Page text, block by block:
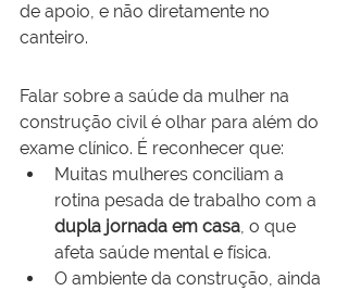
de apoio, e não diretamente no
canteiro.
Falar sobre a saúde da mulher na
construção civil é olhar para além do
exame clínico. É reconhecer que:
Muitas mulheres conciliam a
rotina pesada de trabalho com a
dupla jornada em casa, o que
afeta saúde mental e física.
O ambiente da construção, ainda